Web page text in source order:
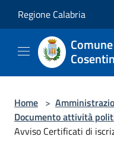
Regione Calabria
Home >
Documento attività
Avviso Certificati di